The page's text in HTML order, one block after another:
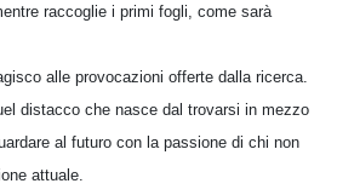
raccoglie i primi fogli, come sarà
alle provocazioni offerte dalla ricerca.
distacco che nasce dal trovarsi in mezzo
al futuro con la passione di chi non
attuale.